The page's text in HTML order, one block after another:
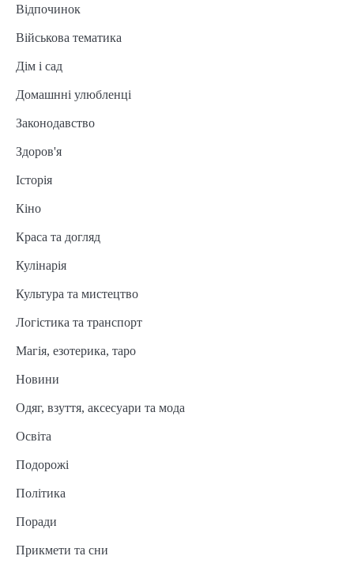
Відпочинок
Військова тематика
Дім і сад
Домашнні улюбленці
Законодавство
Здоров'я
Історія
Кіно
Краса та догляд
Кулінарія
Культура та мистецтво
Логістика та транспорт
Магія, езотерика, таро
Новини
Одяг, взуття, аксесуари та мода
Освіта
Подорожі
Політика
Поради
Прикмети та сни